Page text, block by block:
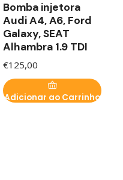
Bomba injetora
Audi A4, A6, Ford
Galaxy, SEAT
Alhambra 1.9 TDI
€125,00
Adicionar ao Carrinho